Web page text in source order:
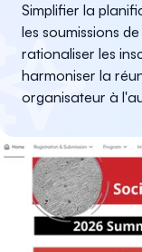
Simplifier la
les soumissions
rationaliser les
harmoniser la
organisateur à